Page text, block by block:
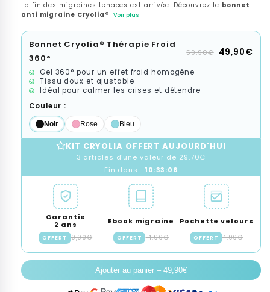
La fin des migraines tenaces est arrivée. Découvrez le bonnet
anti migraine Cryolia®
Voir plus
Bonnet Cryolia® Thérapie Froid
360°
59,90€ 49,90€
Gel 360° pour un effet froid homogène
Tissu doux et ajustable
Idéal pour calmer les crises et détendre
Couleur :
Noir Rose Bleu
KIT CRYOLIA OFFERT AUJOURD'HUI
3 articles d'une valeur de 29,70€
Fin dans : 10:33:05
Garantie
2 ans
OFFERT 9,90€
Ebook migraine
OFFERT 14,90€
Pochette velours
OFFERT 4,90€
Ajouter au panier – 49,90€